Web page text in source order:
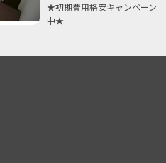
★初期費用格安キャンペーン
中★